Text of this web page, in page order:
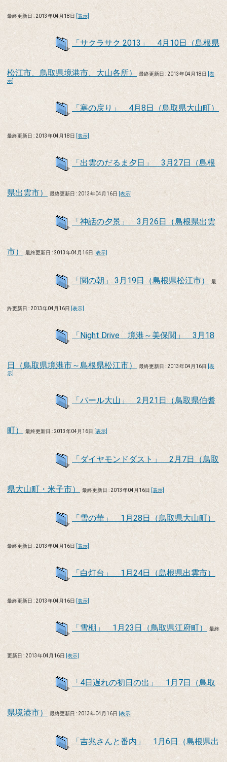
最終更新日 : 2013年04月18日 [表示]
「サクラサク 2013」 4月10日（島根県
松江市、鳥取県境港市、大山各所） 最終更新日 : 2013年04月18日 [表
示]
「寒の戻り」 4月8日（鳥取県大山町）
最終更新日 : 2013年04月18日 [表示]
「出雲のだるま夕日」 3月27日（島根
県出雲市） 最終更新日 : 2013年04月16日 [表示]
「神話の夕景」 3月26日（島根県出雲
市） 最終更新日 : 2013年04月16日 [表示]
「関の朝」 3月19日（島根県松江市） 最
終更新日 : 2013年04月16日 [表示]
「Night Drive 境港～美保関」 3月18
日（鳥取県境港市～島根県松江市） 最終更新日 : 2013年04月16日
[表
示]
「パール大山」 2月21日（鳥取県伯耆
町） 最終更新日 : 2013年04月16日 [表示]
「ダイヤモンドダスト」 2月7日（鳥取
県大山町・米子市） 最終更新日 : 2013年04月16日 [表示]
「雪の華」 1月28日（鳥取県大山町）
最終更新日 : 2013年04月16日 [表示]
「白灯台」 1月24日（島根県出雲市）
最終更新日 : 2013年04月16日 [表示]
「雪棚」 1月23日（鳥取県江府町） 最終
更新日 : 2013年04月16日 [表示]
「4日遅れの初日の出」 1月7日（鳥取
県境港市） 最終更新日 : 2013年04月16日 [表示]
「吉兆さんと番内」 1月6日（島根県出